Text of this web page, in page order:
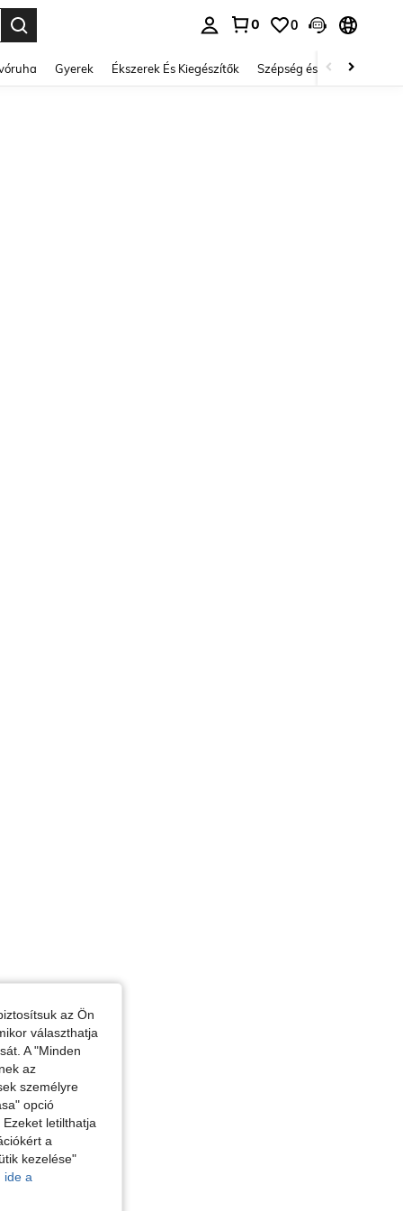
0 0
Gyerek Ékszerek És Kiegészítők Szépség és egészség
az Ön
választhatja
A "Minden
az
személyre
opció
letilthatja
a
kezelése"
ide a